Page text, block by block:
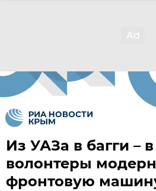
Из УАЗа в багги –
волонтеры
фронтовую